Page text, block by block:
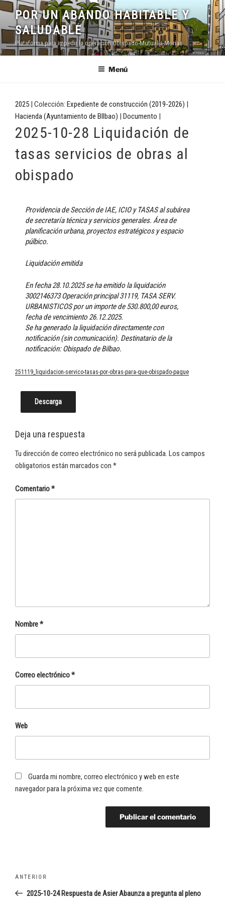
Saltar
contenido
POR UN ABANDO HABITABLE Y
SALUDABLE
Plataforma para impedir la operación Obispado-Mutualia-Murias
Menú
2025 | Colección: Expediente de construcción (2019-2026) |
Hacienda (Ayuntamiento de BIlbao) | Documento |
2025-10-28 Liquidación de
tasas servicios de obras al
obispado
Providencia de Sección de IAE, ICIO y TASAS al subárea
de secretaría técnica y servicios generales. Área de
planificación urbana, proyectos estratégicos y espacio
púlbico.
Liquidación emitida
En fecha 28.10.2025 se ha emitido la liquidación
3002146373 Operación principal 31119, TASA SERV.
URBANISTICOS por un importe de 530.800,00 euros,
fecha de vencimiento 26.12.2025.
Se ha generado la liquidación directamente con
notificación (sin comunicación). Destinatario de la
notificación: Obispado de Bilbao.
251119_liquidacion-servico-tasas-por-obras-para-que-obispado-pague
Descarga
Deja una respuesta
Tu dirección de correo electrónico no será publicada. Los campos
obligatorios están marcados con *
Comentario*
Nombre*
Correo electrónico*
Web
Guarda mi nombre, correo electrónico y web en este
navegador para la próxima vez que comente.
Navegación
Entrada
anterior:
ANTERIOR
2025-10-24 Respuesta de Asier Abaunza a pregunta al pleno